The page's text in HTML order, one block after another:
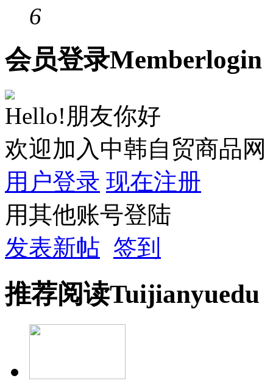
6
会员登录Memberlogin
Hello!朋友你好
欢迎加入中韩自贸商品网
用户登录 现在注册
用其他账号登陆
发表新帖 签到
推荐阅读Tuijianyuedu